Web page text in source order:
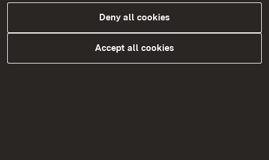
Deny all cookies
Accept all cookies